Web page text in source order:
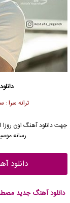
ترانه سرا
جهت دانلود آهنگ اون روزا
رسانه
دانلود
دانلود آهنگ جدید